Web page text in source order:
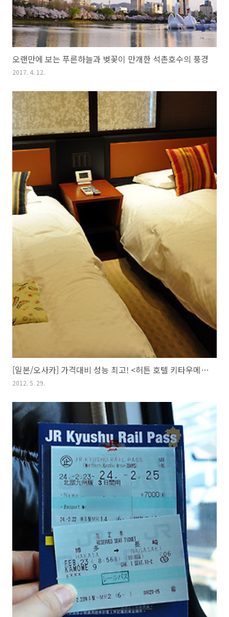
오랜만에 보는 푸른하늘과 벚꽃이 만개한 석촌호수의 풍경
2017. 4. 12.
[일본/오사카] 가격대비 성능 최고! <허튼 호텔 키타우메다(Hearton Hotel Kita Umeda/ハートンホテル北梅田)>
2012. 5. 29.